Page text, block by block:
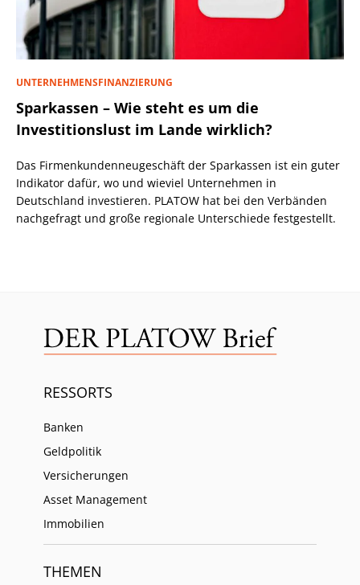
UNTERNEHMENSFINANZIERUNG
Sparkassen – Wie steht es um die
Investitionslust im Lande wirklich?
Das Firmenkundenneugeschäft der Sparkassen ist ein guter
Indikator dafür, wo und wieviel Unternehmen in
Deutschland investieren. PLATOW hat bei den Verbänden
nachgefragt und große regionale Unterschiede festgestellt.
RESSORTS
Banken
Geldpolitik
Versicherungen
Asset Management
Immobilien
THEMEN